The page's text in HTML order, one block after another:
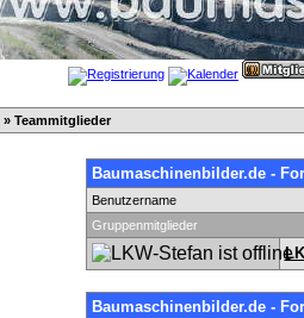
» Teammitglieder
Baumaschinenbilder.de -
Benutzername
Gruppenmitglieder
Baumaschinenbilder.de -